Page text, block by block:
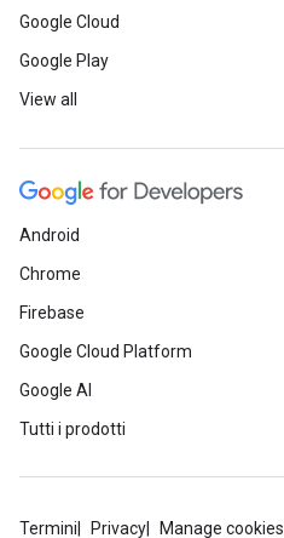
Google Cloud
Google Play
View all
Android
Chrome
Firebase
Google Cloud Platform
Google AI
Tutti i prodotti
Termini Privacy Manage cookies